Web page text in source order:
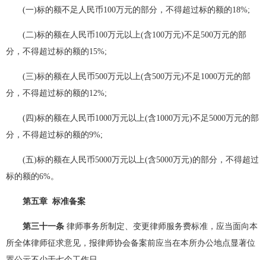
(一)标的额不足人民币100万元的部分，不得超过标的额的18%;
(二)标的额在人民币100万元以上(含100万元)不足500万元的部
分，不得超过标的额的15%;
(三)标的额在人民币500万元以上(含500万元)不足1000万元的部
分，不得超过标的额的12%;
(四)标的额在人民币1000万元以上(含1000万元)不足5000万元的部
分，不得超过标的额的9%;
(五)标的额在人民币5000万元以上(含5000万元)的部分，不得超过
标的额的6%。
第五章 标准备案
第三十一条 律师事务所制定、变更律师服务费标准，应当面向本
所全体律师征求意见，报律师协会备案前应当在本所办公地点显著位